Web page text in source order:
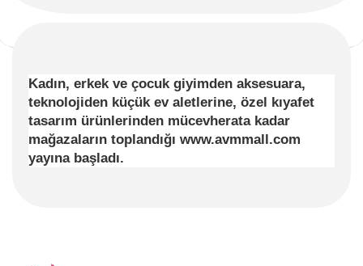
Kadın, erkek ve çocuk giyimden aksesuara,
teknolojiden küçük ev aletlerine, özel kıyafet
tasarım ürünlerinden mücevherata kadar
mağazaların toplandığı www.avmmall.com
yayına başladı.